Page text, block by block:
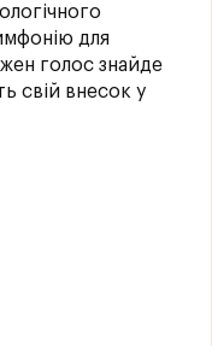
для
голос знайде
свій внесок у